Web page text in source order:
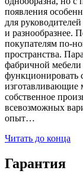
появления
для
и разнообразнее.
покупателям по-
пространства.
фабричной мебели
функционировать
изготавливающие
собственное
всевозможных
опыт…
Читать до конца
Гарантия